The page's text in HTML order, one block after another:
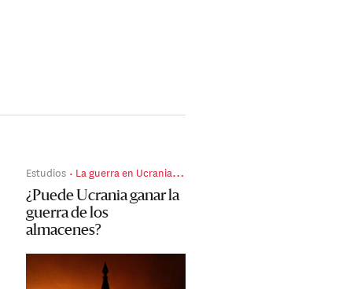
Estudios La guerra en Ucrania día a día
¿Puede Ucrania ganar la
guerra de los
almacenes?